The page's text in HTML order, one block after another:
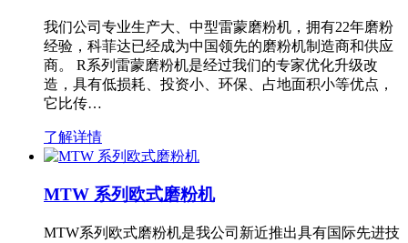
我们公司专业生产大、中型雷蒙磨粉机，拥有22年磨粉
经验，科菲达已经成为中国领先的磨粉机制造商和供应
商。 R系列雷蒙磨粉机是经过我们的专家优化升级改
造，具有低损耗、投资小、环保、占地面积小等优点，
它比传…
了解详情
MTW 系列欧式磨粉机
MTW系列欧式磨粉机是我公司新近推出具有国际先进技